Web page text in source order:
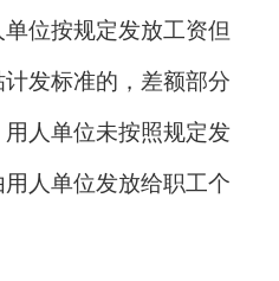
位按规定发放工资但
发标准的，差额部分
人单位未按照规定发
人单位发放给职工个